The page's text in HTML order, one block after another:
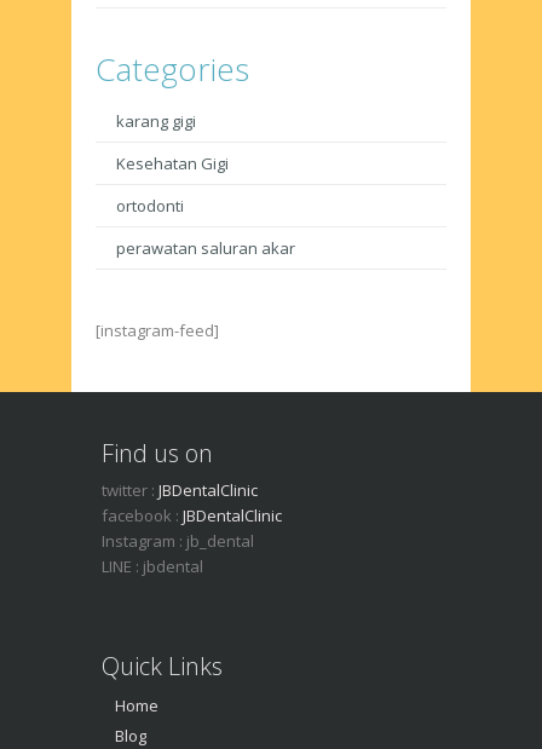
Categories
karang gigi
Kesehatan Gigi
ortodonti
perawatan saluran akar
[instagram-feed]
Find us on
twitter : JBDentalClinic
facebook : JBDentalClinic
Instagram : jb_dental
LINE : jbdental
Quick Links
Home
Blog